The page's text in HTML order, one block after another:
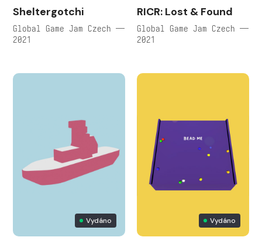
Sheltergotchi
Global Game Jam Czech —
2021
RICR: Lost & Found
Global Game Jam Czech —
2021
Vydáno Vydáno